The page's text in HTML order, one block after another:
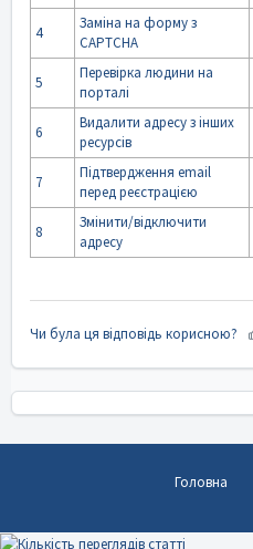
4
Заміна на форму з
CAPTCHA
5
Перевірка людини на
порталі
6
Видалити адресу з інших
ресурсів
7
Підтвердження email
перед реєстрацією
8
Змінити/відключити
адресу
Чи була ця відповідь корисною?
Головна